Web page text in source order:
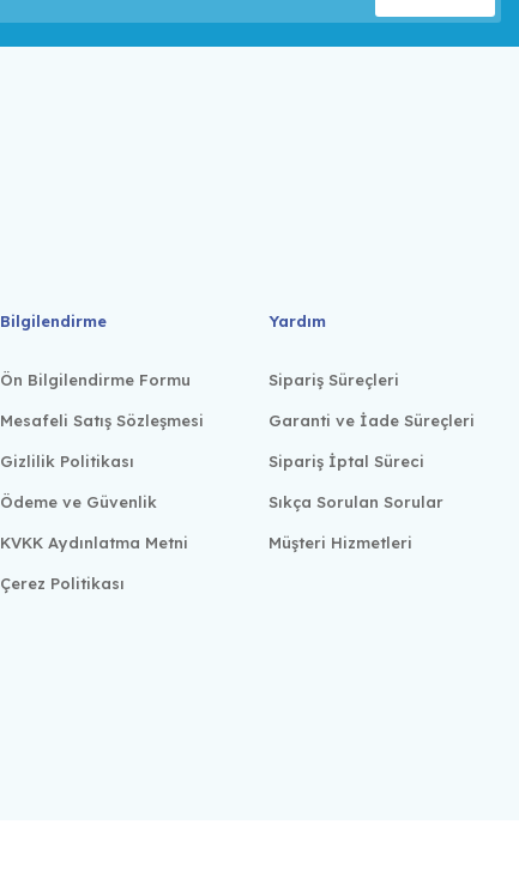
Bilgilendirme
Ön Bilgilendirme Formu
Mesafeli Satış Sözleşmesi
Gizlilik Politikası
Ödeme ve Güvenlik
KVKK Aydınlatma Metni
Çerez Politikası
Yardım
Sipariş Süreçleri
Garanti ve İade Süreçleri
Sipariş İptal Süreci
Sıkça Sorulan Sorular
Müşteri Hizmetleri